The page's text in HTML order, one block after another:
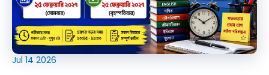
Jul 14 2026